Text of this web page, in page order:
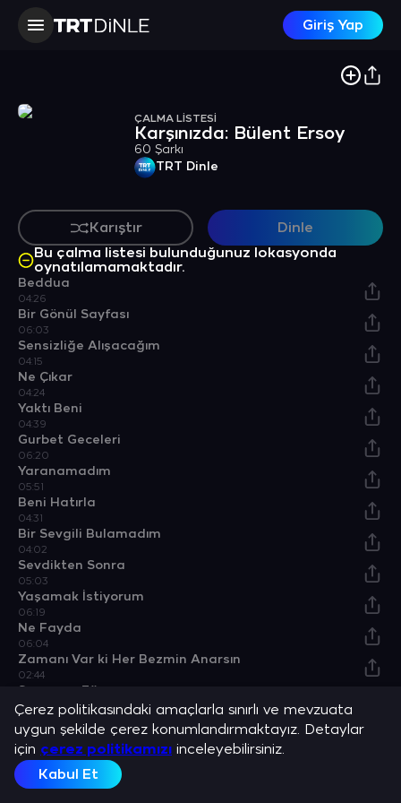
Giriş Yap
ÇALMA LİSTESİ
Karşınızda: Bülent Ersoy
60 Şarkı
TRT Dinle
Karıştır
Dinle
Bu çalma listesi bulunduğunuz lokasyonda
oynatılamamaktadır.
Beddua
04:26
Bir Gönül Sayfası
06:03
Sensizliğe Alışacağım
04:15
Ne Çıkar
04:24
Yaktı Beni
04:39
Gurbet Geceleri
06:20
Yaranamadım
05:51
Beni Hatırla
04:31
Bir Sevgili Bulamadım
04:02
Sevdikten Sonra
05:03
Yaşamak İstiyorum
06:19
Ne Fayda
06:04
Zamanı Var ki Her Bezmin Anarsın
02:44
05:34
Sen Benimsin Bende Senin
04:20
Bu Gece Bir Başka
05:28
Yemin
Çerez politikasındaki amaçlarla sınırlı ve mevzuata
uygun şekilde çerez konumlandırmaktayız. Detaylar
için çerez politikamızı inceleyebilirsiniz.
Kabul Et